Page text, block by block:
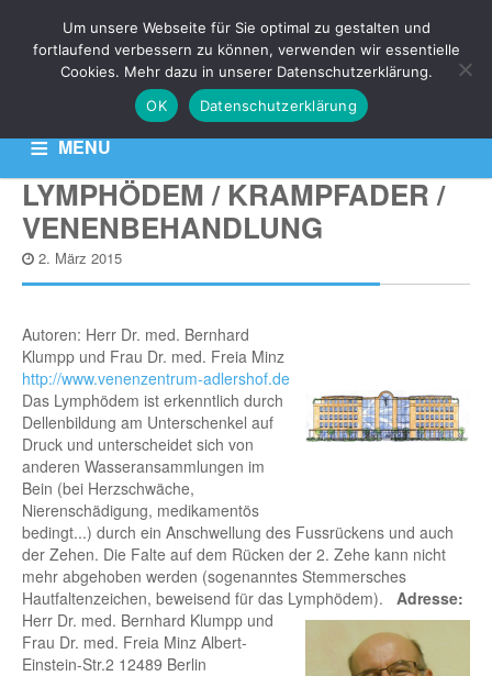
MENU
HOME KONTAKT DATENSCHUTZERKLÄRUNG
NEWS
Aktuelle News zu Ihren Venen-Themen: Krampfadern,
Besenreiser & Co
LYMPHÖDEM / KRAMPFADER /
VENENBEHANDLUNG
2. März 2015
Autoren: Herr Dr. med. Bernhard
Klumpp und Frau Dr. med. Freia Minz
http://www.venenzentrum-adlershof.de
Das Lymphödem ist erkenntlich durch
Dellenbildung am Unterschenkel auf
Druck und unterscheidet sich von
anderen Wasseransammlungen im
Bein (bei Herzschwäche,
Nierenschädigung, medikamentös
bedingt...) durch ein Anschwellung des Fussrückens und auch
der Zehen. Die Falte auf dem Rücken der 2. Zehe kann nicht
mehr abgehoben werden (sogenanntes Stemmersches
Hautfaltenzeichen, beweisend für das Lymphödem). Adresse:
Herr Dr. med. Bernhard Klumpp und
Frau Dr. med. Freia Minz Albert-
Einstein-Str.2 12489 Berlin
Um unsere Webseite für Sie optimal zu gestalten und
fortlaufend verbessern zu können, verwenden wir essentielle
Cookies. Mehr dazu in unserer Datenschutzerklärung.
OK
Datenschutzerklärung